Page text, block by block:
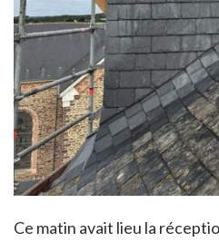
Ce matin avait lieu la